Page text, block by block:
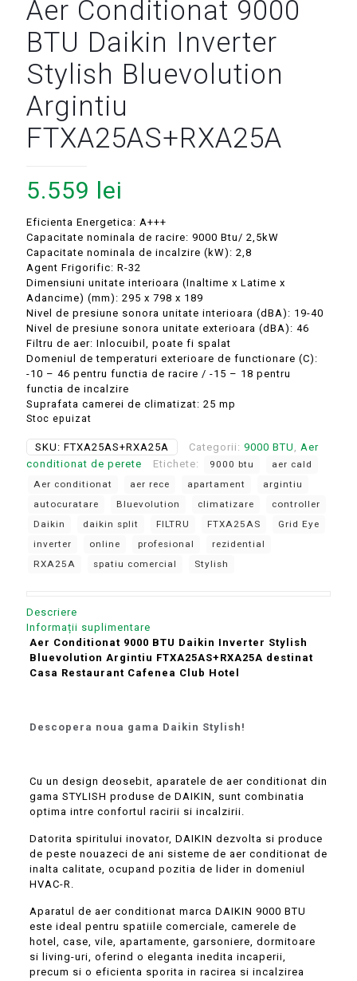
Aer Conditionat 9000
BTU Daikin Inverter
Stylish Bluevolution
Argintiu
FTXA25AS+RXA25A
5.559 lei
Eficienta Energetica: A+++
Capacitate nominala de racire: 9000 Btu/ 2,5kW
Capacitate nominala de incalzire (kW): 2,8
Agent Frigorific: R-32
Dimensiuni unitate interioara (Inaltime x Latime x
Adancime) (mm): 295 x 798 x 189
Nivel de presiune sonora unitate interioara (dBA): 19-40
Nivel de presiune sonora unitate exterioara (dBA): 46
Filtru de aer: Inlocuibil, poate fi spalat
Domeniul de temperaturi exterioare de functionare (C):
-10 – 46 pentru functia de racire / -15 – 18 pentru
functia de incalzire
Suprafata camerei de climatizat: 25 mp
Stoc epuizat
SKU: FTXA25AS+RXA25A Categorii: 9000 BTU , Aer
conditionat de perete
Etichete: 9000 btu
aer cald
Aer conditionat
aer rece apartament
argintiu
autocuratare
Bluevolution climatizare
controller
Daikin
daikin split FILTRU FTXA25AS
Grid Eye
inverter
online profesional
rezidential
RXA25A
spatiu comercial Stylish
Descriere
Informații suplimentare
Aer Conditionat 9000 BTU Daikin Inverter Stylish
Bluevolution Argintiu FTXA25AS+RXA25A destinat
Casa Restaurant Cafenea Club Hotel
Descopera noua gama Daikin Stylish!
Cu un design deosebit, aparatele de aer conditionat din
gama STYLISH produse de DAIKIN, sunt combinatia
optima intre confortul racirii si incalzirii.
Datorita spiritului inovator, DAIKIN dezvolta si produce
de peste nouazeci de ani sisteme de aer conditionat de
inalta calitate, ocupand pozitia de lider in domeniul
HVAC-R.
Aparatul de aer conditionat marca DAIKIN 9000 BTU
este ideal pentru spatiile comerciale, camerele de
hotel, case, vile, apartamente, garsoniere, dormitoare
si living-uri, oferind o eleganta inedita incaperii,
precum si o eficienta sporita in racirea si incalzirea